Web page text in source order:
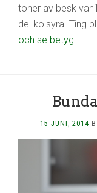
toner av besk
del kolsyra. Ting
och se betyg
15 JUNI, 2014